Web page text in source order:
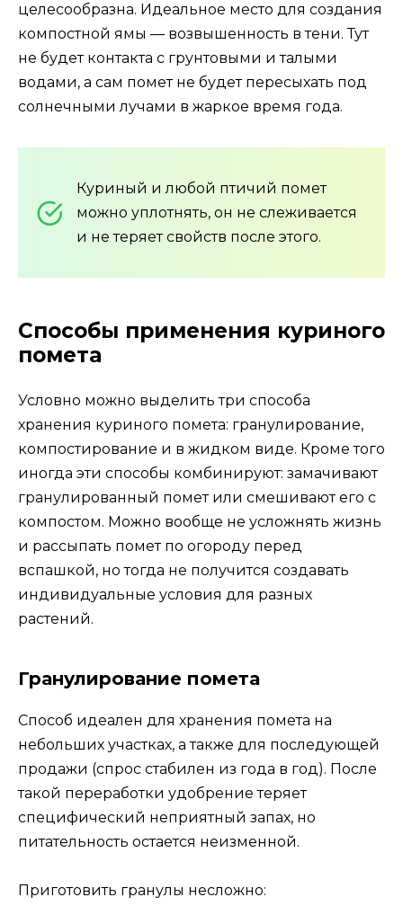
целесообразна. Идеальное место для создания
компостной ямы — возвышенность в тени. Тут
не будет контакта с грунтовыми и талыми
водами, а сам помет не будет пересыхать под
солнечными лучами в жаркое время года.
Куриный и любой птичий помет
можно уплотнять, он не слеживается
и не теряет свойств после этого.
Способы применения куриного
помета
Условно можно выделить три способа
хранения куриного помета: гранулирование,
компостирование и в жидком виде. Кроме того
иногда эти способы комбинируют: замачивают
гранулированный помет или смешивают его с
компостом. Можно вообще не усложнять жизнь
и рассыпать помет по огороду перед
вспашкой, но тогда не получится создавать
индивидуальные условия для разных
растений.
Гранулирование помета
Способ идеален для хранения помета на
небольших участках, а также для последующей
продажи (спрос стабилен из года в год). После
такой переработки удобрение теряет
специфический неприятный запах, но
питательность остается неизменной.
Приготовить гранулы несложно: